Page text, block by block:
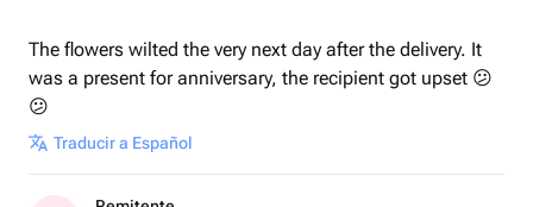
The flowers wilted the very next day after the delivery. It
was a present for anniversary, the recipient got upset 😕
😕
Traducir a Español